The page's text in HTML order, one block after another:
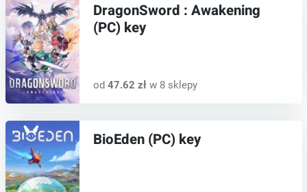
DragonSword : Awakening
(PC) key
od 47.62 złw 8 sklepy
BioEden (PC) key